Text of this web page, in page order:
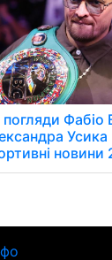
погляди Фабіо
Усика
новини